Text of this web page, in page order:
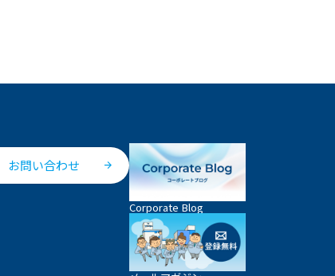
お問い合わせ
Corporate Blog